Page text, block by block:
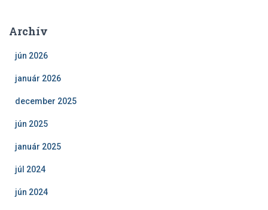
Archív
jún 2026
január 2026
december 2025
jún 2025
január 2025
júl 2024
jún 2024